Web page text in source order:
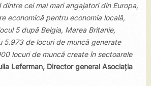
cei mai mari angajatori din Europa,
economică pentru economia locală,
5 după Belgia, Marea Britanie,
5.973 de locuri de muncă generate
locuri de muncă create în sectoarele
Leferman, Director general Asociația